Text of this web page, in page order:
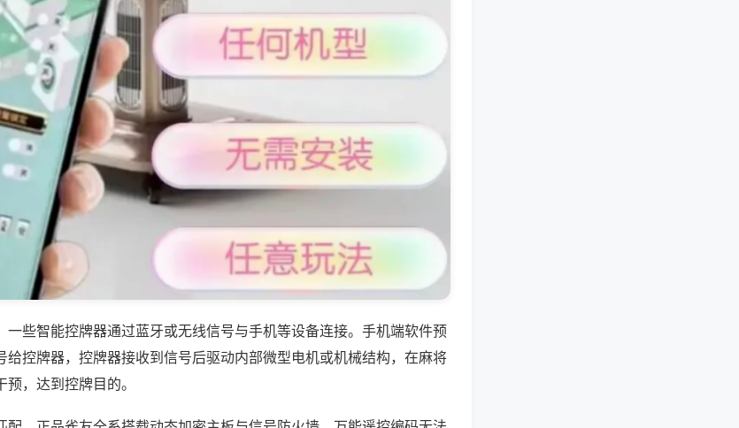
一些智能控牌器通过蓝牙或无线信号与手机等设备连接。手机端软件预
给控牌器，控牌器接收到信号后驱动内部微型电机或机械结构，在麻将
，达到控牌目的。